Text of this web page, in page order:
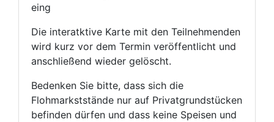
eing
Die interatktive Karte mit den Teilnehmenden
wird kurz vor dem Termin veröffentlicht und
anschließend wieder gelöscht.
Bedenken Sie bitte, dass sich die
Flohmarkststände nur auf Privatgrundstücken
befinden dürfen und dass keine Speisen und